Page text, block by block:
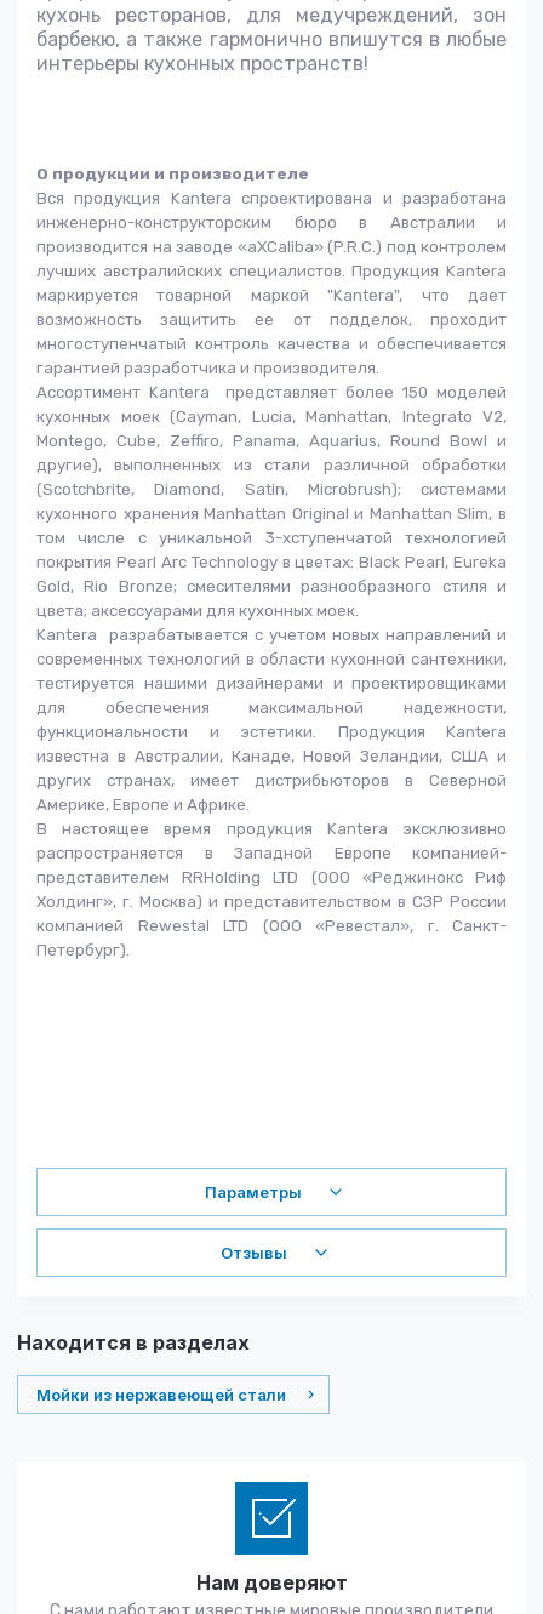
кухонь ресторанов, для медучреждений, зон
барбекю, а также гармонично впишутся в любые
интерьеры кухонных пространств!
О продукции и производителе
Вся продукция Kantera спроектирована и разработана
инженерно-конструкторским бюро в Австралии и
производится на заводе «aXCaliba» (P.R.C.) под контролем
лучших австралийских специалистов. Продукция Kantera
маркируется товарной маркой "Kantera", что дает
возможность защитить ее от подделок, проходит
многоступенчатый контроль качества и обеспечивается
гарантией разработчика и производителя.
Ассортимент Kantera представляет более 150 моделей
кухонных моек (Cayman, Lucia, Manhattan, Integrato V2,
Montego, Cube, Zeffiro, Panama, Aquarius, Round Bowl и
другие), выполненных из стали различной обработки
(Scotchbrite, Diamond, Satin, Microbrush); системами
кухонного хранения Manhattan Original и Manhattan Slim, в
том числе с уникальной 3-хступенчатой технологией
покрытия Pearl Arc Technology в цветах: Black Pearl, Eureka
Gold, Rio Bronze; смесителями разнообразного стиля и
цвета; аксессуарами для кухонных моек.
Kantera разрабатывается с учетом новых направлений и
современных технологий в области кухонной сантехники,
тестируется нашими дизайнерами и проектировщиками
для обеспечения максимальной надежности,
функциональности и эстетики. Продукция Kantera
известна в Австралии, Канаде, Новой Зеландии, США и
других странах, имеет дистрибьюторов в Северной
Америке, Европе и Африке.
В настоящее время продукция Kantera эксклюзивно
распространяется в Западной Европе компанией-
представителем RRHolding LTD (ООО «Реджинокс Риф
Холдинг», г. Москва) и представительством в СЗР России
компанией Rewestal LTD (ООО «Ревестал», г. Санкт-
Петербург).
Параметры
Отзывы
Находится в разделах
Мойки из нержавеющей стали
Нам доверяют